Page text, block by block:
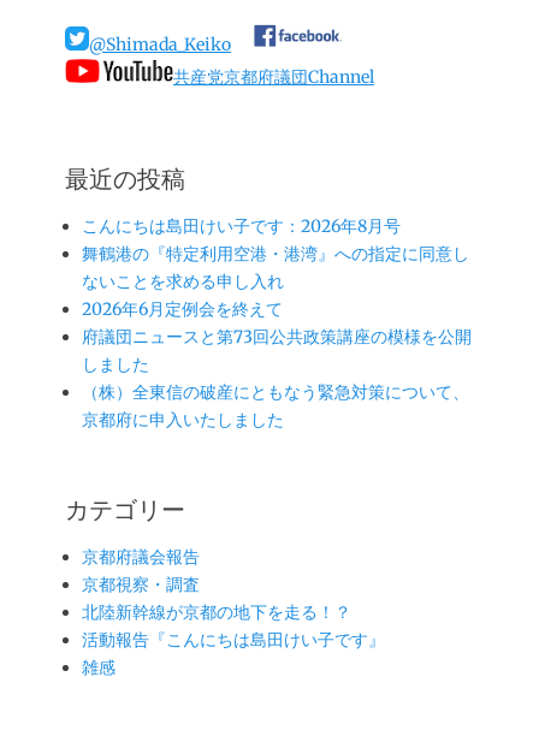
@Shimada_Keiko
共産党京都府議団Channel
最近の投稿
こんにちは島田けい子です：2026年8月号
舞鶴港の『特定利用空港・港湾』への指定に同意し
ないことを求める申し入れ
2026年6月定例会を終えて
府議団ニュースと第73回公共政策講座の模様を公開
しました
（株）全東信の破産にともなう緊急対策について、
京都府に申入いたしました
カテゴリー
京都府議会報告
京都視察・調査
北陸新幹線が京都の地下を走る！？
活動報告『こんにちは島田けい子です』
雑感